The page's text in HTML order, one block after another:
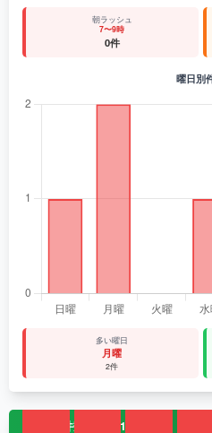
朝ラッシュ
7〜9時
0件
曜日別
多い曜日
月曜
2件
月別件数（直近12ヶ月）